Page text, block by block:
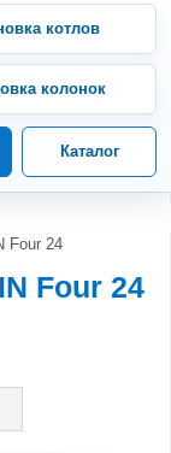
котлов
колонок
Каталог
Four 24
Four 24